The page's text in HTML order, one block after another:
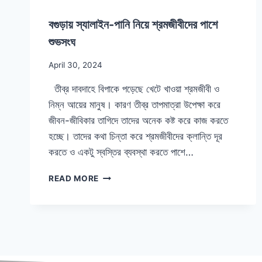
বগুড়ায় স্যালাইন-পানি নিয়ে শ্রমজীবীদের পাশে
শুভসংঘ
April 30, 2024
তীব্র দাবদাহে বিপাকে পড়েছে খেটে খাওয়া শ্রমজীবী ও
নিম্ন আয়ের মানুষ। কারণ তীব্র তাপমাত্রা উপেক্ষা করে
জীবন-জীবিকার তাগিদে তাদের অনেক কষ্ট করে কাজ করতে
হচ্ছে। তাদের কথা চিন্তা করে শ্রমজীবীদের ক্লান্তি দূর
করতে ও একটু স্বস্তির ব্যবস্থা করতে পাশে…
READ MORE